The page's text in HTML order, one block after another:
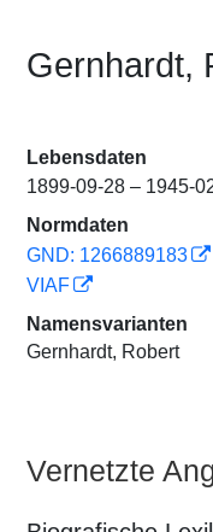
Gernhardt,
Lebensdaten
1899-09-28 – 1945-
Normdaten
GND: 1266889183
VIAF
Namensvarianten
Gernhardt, Robert
Vernetzte